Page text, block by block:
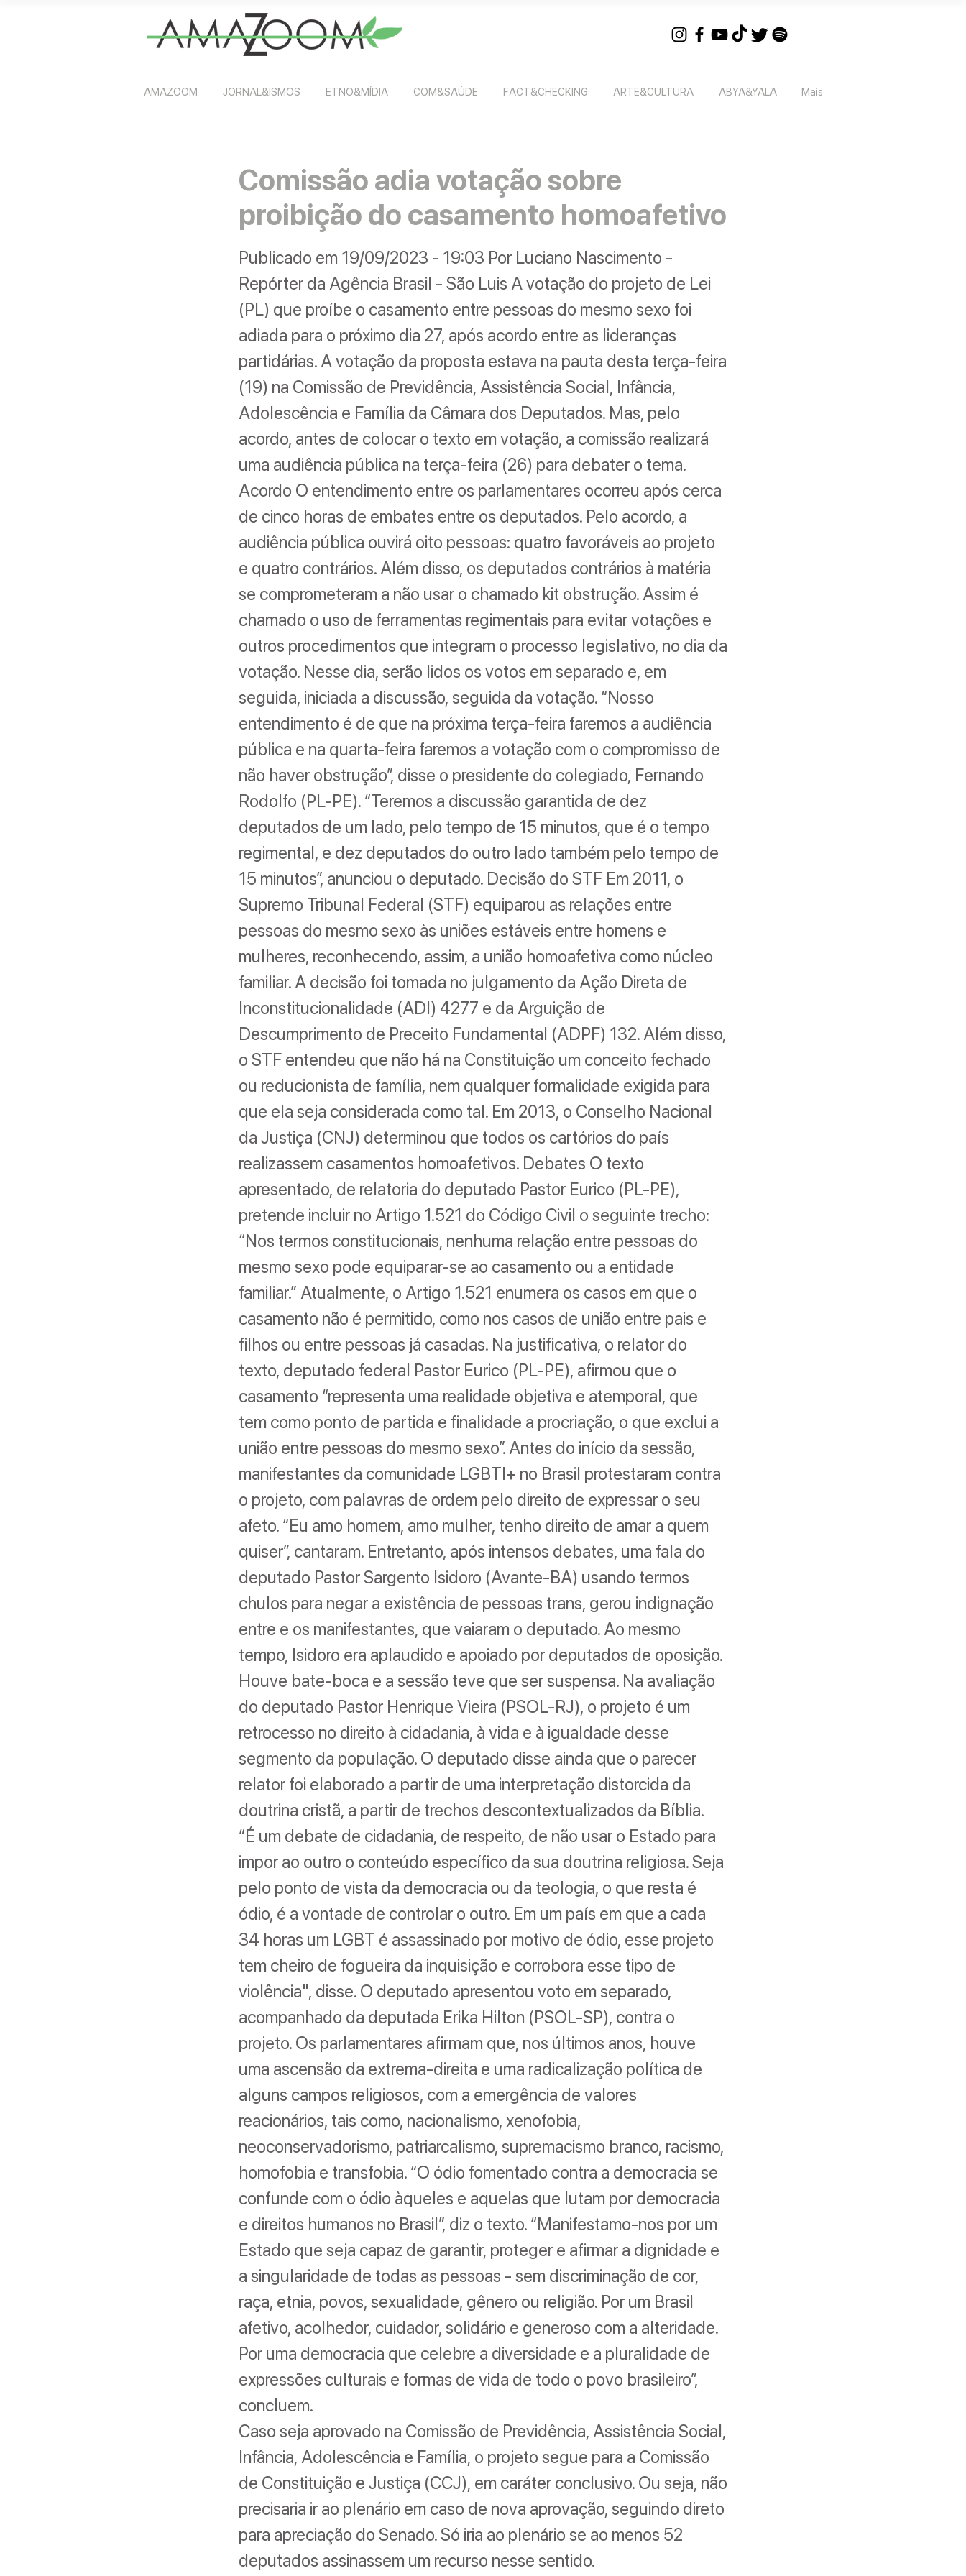
AMAZOOM JORNAL&ISMOS ETNO&MÍDIA COM&SAÚDE FACT&CHECKING ARTE&CULTURA ABYA&YALA Mais
Comissão adia votação sobre
proibição do casamento homoafetivo
Publicado em 19/09/2023 - 19:03 Por Luciano Nascimento -
Repórter da Agência Brasil - São Luis A votação do projeto de Lei
(PL) que proíbe o casamento entre pessoas do mesmo sexo foi
adiada para o próximo dia 27, após acordo entre as lideranças
partidárias. A votação da proposta estava na pauta desta terça-feira
(19) na Comissão de Previdência, Assistência Social, Infância,
Adolescência e Família da Câmara dos Deputados. Mas, pelo
acordo, antes de colocar o texto em votação, a comissão realizará
uma audiência pública na terça-feira (26) para debater o tema.
Acordo O entendimento entre os parlamentares ocorreu após cerca
de cinco horas de embates entre os deputados. Pelo acordo, a
audiência pública ouvirá oito pessoas: quatro favoráveis ao projeto
e quatro contrários. Além disso, os deputados contrários à matéria
se comprometeram a não usar o chamado kit obstrução. Assim é
chamado o uso de ferramentas regimentais para evitar votações e
outros procedimentos que integram o processo legislativo, no dia da
votação. Nesse dia, serão lidos os votos em separado e, em
seguida, iniciada a discussão, seguida da votação. “Nosso
entendimento é de que na próxima terça-feira faremos a audiência
pública e na quarta-feira faremos a votação com o compromisso de
não haver obstrução”, disse o presidente do colegiado, Fernando
Rodolfo (PL-PE). “Teremos a discussão garantida de dez
deputados de um lado, pelo tempo de 15 minutos, que é o tempo
regimental, e dez deputados do outro lado também pelo tempo de
15 minutos”, anunciou o deputado. Decisão do STF Em 2011, o
Supremo Tribunal Federal (STF) equiparou as relações entre
pessoas do mesmo sexo às uniões estáveis entre homens e
mulheres, reconhecendo, assim, a união homoafetiva como núcleo
familiar. A decisão foi tomada no julgamento da Ação Direta de
Inconstitucionalidade (ADI) 4277 e da Arguição de
Descumprimento de Preceito Fundamental (ADPF) 132. Além disso,
o STF entendeu que não há na Constituição um conceito fechado
ou reducionista de família, nem qualquer formalidade exigida para
que ela seja considerada como tal. Em 2013, o Conselho Nacional
da Justiça (CNJ) determinou que todos os cartórios do país
realizassem casamentos homoafetivos. Debates O texto
apresentado, de relatoria do deputado Pastor Eurico (PL-PE),
pretende incluir no Artigo 1.521 do Código Civil o seguinte trecho:
“Nos termos constitucionais, nenhuma relação entre pessoas do
mesmo sexo pode equiparar-se ao casamento ou a entidade
familiar.” Atualmente, o Artigo 1.521 enumera os casos em que o
casamento não é permitido, como nos casos de união entre pais e
filhos ou entre pessoas já casadas. Na justificativa, o relator do
texto, deputado federal Pastor Eurico (PL-PE), afirmou que o
casamento “representa uma realidade objetiva e atemporal, que
tem como ponto de partida e finalidade a procriação, o que exclui a
união entre pessoas do mesmo sexo”. Antes do início da sessão,
manifestantes da comunidade LGBTI+ no Brasil protestaram contra
o projeto, com palavras de ordem pelo direito de expressar o seu
afeto. “Eu amo homem, amo mulher, tenho direito de amar a quem
quiser”, cantaram. Entretanto, após intensos debates, uma fala do
deputado Pastor Sargento Isidoro (Avante-BA) usando termos
chulos para negar a existência de pessoas trans, gerou indignação
entre e os manifestantes, que vaiaram o deputado. Ao mesmo
tempo, Isidoro era aplaudido e apoiado por deputados de oposição.
Houve bate-boca e a sessão teve que ser suspensa. Na avaliação
do deputado Pastor Henrique Vieira (PSOL-RJ), o projeto é um
retrocesso no direito à cidadania, à vida e à igualdade desse
segmento da população. O deputado disse ainda que o parecer
relator foi elaborado a partir de uma interpretação distorcida da
doutrina cristã, a partir de trechos descontextualizados da Bíblia.
“É um debate de cidadania, de respeito, de não usar o Estado para
impor ao outro o conteúdo específico da sua doutrina religiosa. Seja
pelo ponto de vista da democracia ou da teologia, o que resta é
ódio, é a vontade de controlar o outro. Em um país em que a cada
34 horas um LGBT é assassinado por motivo de ódio, esse projeto
tem cheiro de fogueira da inquisição e corrobora esse tipo de
violência", disse. O deputado apresentou voto em separado,
acompanhado da deputada Erika Hilton (PSOL-SP), contra o
projeto. Os parlamentares afirmam que, nos últimos anos, houve
uma ascensão da extrema-direita e uma radicalização política de
alguns campos religiosos, com a emergência de valores
reacionários, tais como, nacionalismo, xenofobia,
neoconservadorismo, patriarcalismo, supremacismo branco, racismo,
homofobia e transfobia. “O ódio fomentado contra a democracia se
confunde com o ódio àqueles e aquelas que lutam por democracia
e direitos humanos no Brasil”, diz o texto. “Manifestamo-nos por um
Estado que seja capaz de garantir, proteger e afirmar a dignidade e
a singularidade de todas as pessoas - sem discriminação de cor,
raça, etnia, povos, sexualidade, gênero ou religião. Por um Brasil
afetivo, acolhedor, cuidador, solidário e generoso com a alteridade.
Por uma democracia que celebre a diversidade e a pluralidade de
expressões culturais e formas de vida de todo o povo brasileiro”,
concluem.
Caso seja aprovado na Comissão de Previdência, Assistência Social,
Infância, Adolescência e Família, o projeto segue para a Comissão
de Constituição e Justiça (CCJ), em caráter conclusivo. Ou seja, não
precisaria ir ao plenário em caso de nova aprovação, seguindo direto
para apreciação do Senado. Só iria ao plenário se ao menos 52
deputados assinassem um recurso nesse sentido.